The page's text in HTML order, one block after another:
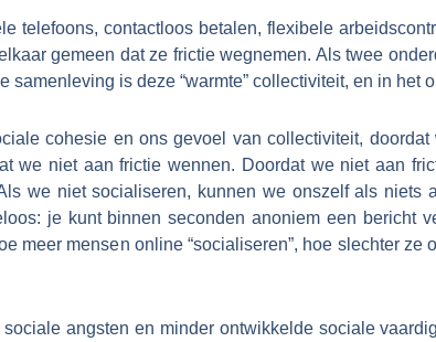
telefoons, contactloos betalen, flexibele
gemeen dat ze frictie wegnemen. Als twee
is deze “warmte” collectiviteit, en in het
cohesie en ons gevoel van collectiviteit,
we niet aan frictie wennen. Doordat we niet aan
we niet socialiseren, kunnen we onszelf als niets
je kunt binnen seconden anoniem een bericht
meer mensen online “socialiseren”, hoe slechter ze
angsten en minder ontwikkelde sociale